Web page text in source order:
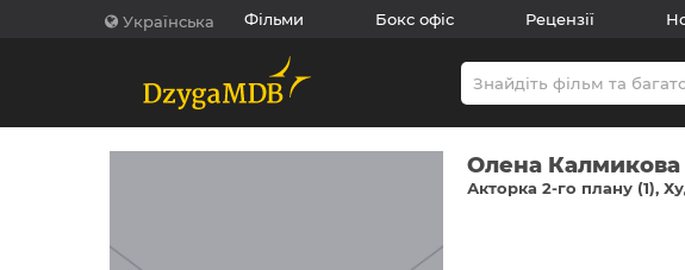
Українська Фільми Бокс офіс Рецензії
Олена Калмикова
Акторка 2-го плану (1)